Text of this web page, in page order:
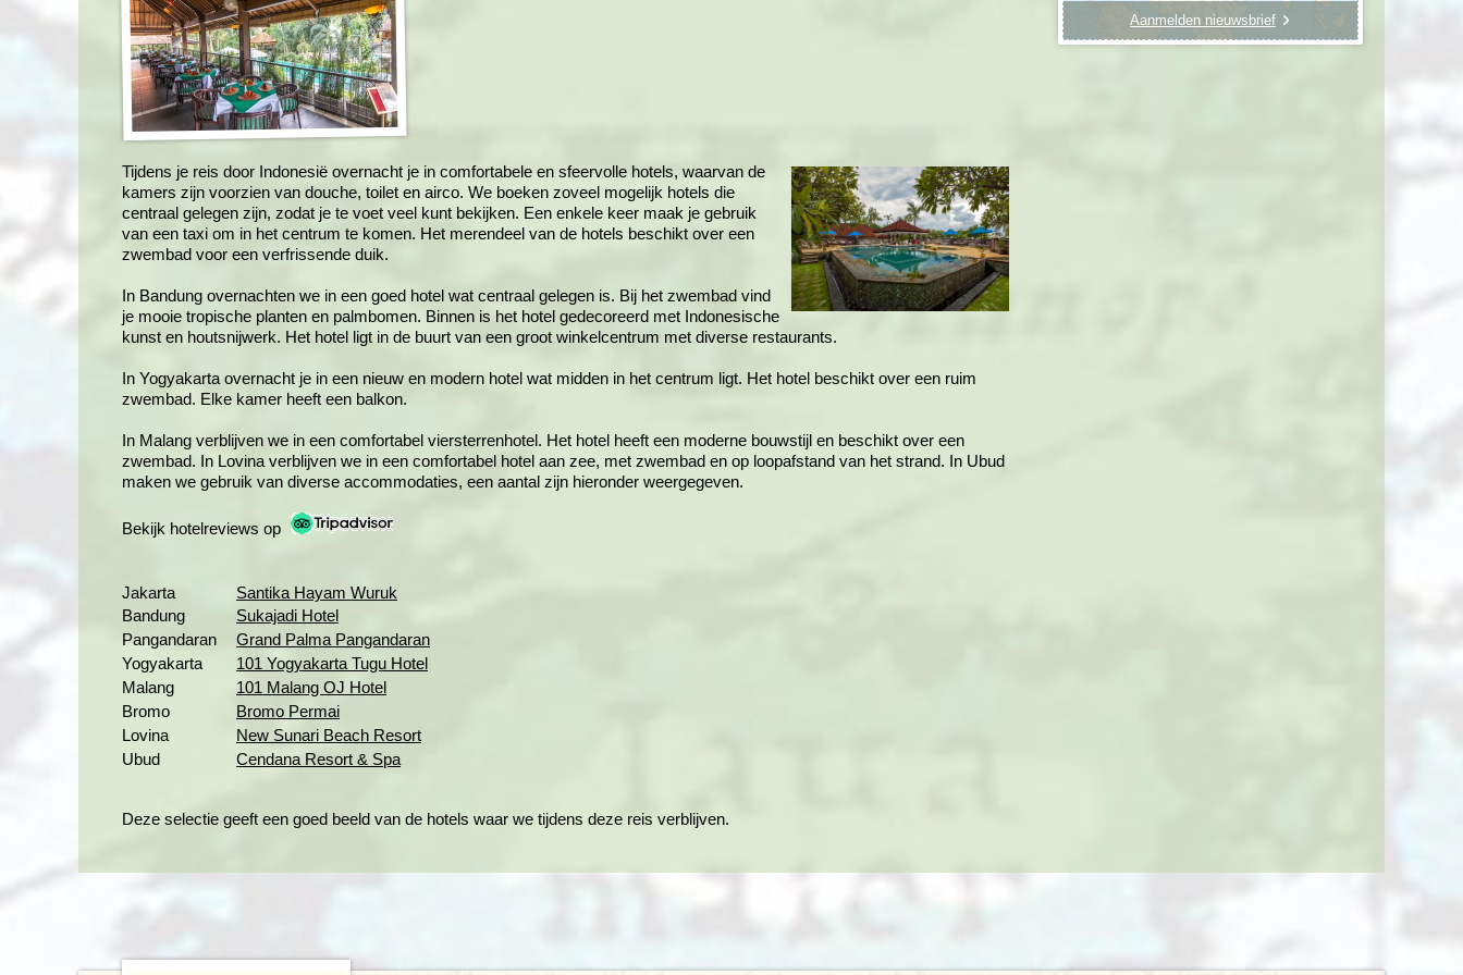
Tijdens je reis door Indonesië overnacht je in comfortabele en sfeervolle hotels, waarvan de
kamers zijn voorzien van douche, toilet en airco. We boeken zoveel mogelijk hotels die
centraal gelegen zijn, zodat je te voet veel kunt bekijken. Een enkele keer maak je gebruik
van een taxi om in het centrum te komen. Het merendeel van de hotels beschikt over een
zwembad voor een verfrissende duik.
In Bandung overnachten we in een goed hotel wat centraal gelegen is. Bij het zwembad vind
je mooie tropische planten en palmbomen. Binnen is het hotel gedecoreerd met Indonesische
kunst en houtsnijwerk. Het hotel ligt in de buurt van een groot winkelcentrum met diverse restaurants.
In Yogyakarta overnacht je in een nieuw en modern hotel wat midden in het centrum ligt. Het hotel beschikt over een ruim
zwembad. Elke kamer heeft een balkon.
In Malang verblijven we in een comfortabel viersterrenhotel. Het hotel heeft een moderne bouwstijl en beschikt over een
zwembad. In Lovina verblijven we in een comfortabel hotel aan zee, met zwembad en op loopafstand van het strand. In Ubud
maken we gebruik van diverse accommodaties, een aantal zijn hieronder weergegeven.
Bekijk hotelreviews op
Jakarta
Santika Hayam Wuruk
Bandung
Sukajadi Hotel
Pangandaran
Grand Palma Pangandaran
Yogyakarta
101 Yogyakarta Tugu Hotel
Malang
101 Malang OJ Hotel
Bromo
Bromo Permai
Lovina
New Sunari Beach Resort
Ubud
Cendana Resort & Spa
Deze selectie geeft een goed beeld van de hotels waar we tijdens deze reis verblijven.
Aanmelden nieuwsbrief